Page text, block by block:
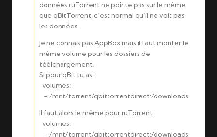
données ruTorrent ne pointe pas sur le même
que qBitTorrent, c’est normal qu’il ne voit pas
les données.
Je ne connais pas AppBox mais il faut monter le
même volume pour les dossiers de
téélchargement.
Si pour qBit tu as :
volumes:
– /mnt/torrent/qbittorrentdirect:/downloads
Il faut alors le même pour ruTorrent :
volumes:
– /mnt/torrent/qbittorrentdirect:/downloads